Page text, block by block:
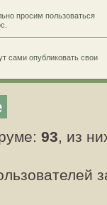
просим пользоваться
сами опубликовать свои
93, из